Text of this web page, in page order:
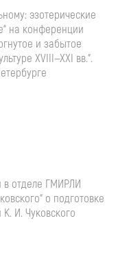
эзотерические
на конференции
и забытое
XVIII—XXI вв.“.
в отделе ГМИРЛИ
“ о подготовке
К. И. Чуковского